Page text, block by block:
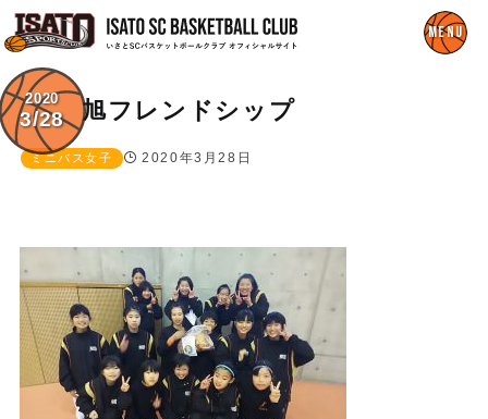
旭フレンドシップ
2020
3/28
ミニバス女子 2020年3月28日